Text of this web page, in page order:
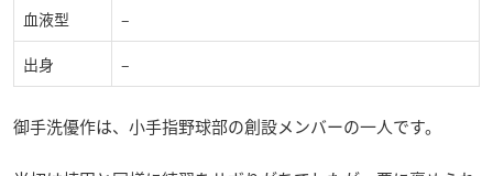
血液型 –
出身 –
御手洗優作は、小手指野球部の創設メンバーの一人です。